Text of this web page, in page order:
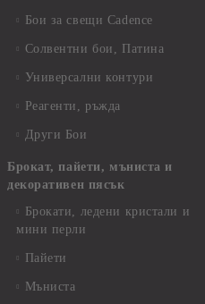
Бои за свещи Cadence
Солвентни бои, Патина
Универсални контури
Реагенти, ръжда
Други Бои
Брокат, пайети, мъниста и
декоративен пясък
Брокати, ледени кристали и
мини перли
Пайети
Мъниста